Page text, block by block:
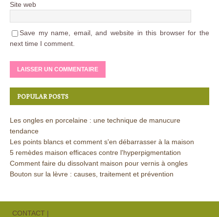
Site web
Save my name, email, and website in this browser for the
next time I comment.
POPULAR POSTS
Les ongles en porcelaine : une technique de manucure
tendance
Les points blancs et comment s'en débarrasser à la maison
5 remèdes maison efficaces contre l'hyperpigmentation
Comment faire du dissolvant maison pour vernis à ongles
Bouton sur la lèvre : causes, traitement et prévention
CONTACT |